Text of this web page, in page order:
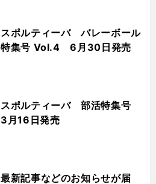
スポルティーバ バレーボール
特集号 Vol.4 6月30日発売
スポルティーバ 部活特集号
3月16日発売
最新記事などのお知らせが届